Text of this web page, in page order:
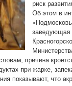
риск
Об этом в
заведующая
причина
при жарке,
показывают, что